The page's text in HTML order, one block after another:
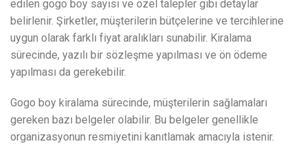
edilen gogo boy sayısı ve özel talepler gibi detaylar
belirlenir. Şirketler, müşterilerin bütçelerine ve tercihlerine
uygun olarak farklı fiyat aralıkları sunabilir. Kiralama
sürecinde, yazılı bir sözleşme yapılması ve ön ödeme
yapılması da gerekebilir.
Gogo boy kiralama sürecinde, müşterilerin sağlamaları
gereken bazı belgeler olabilir. Bu belgeler genellikle
organizasyonun resmiyetini kanıtlamak amacıyla istenir.